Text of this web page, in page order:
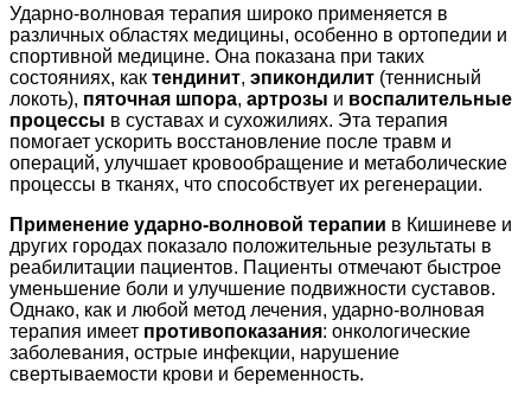
Ударно-волновая терапия широко применяется в
различных областях медицины, особенно в ортопедии и
спортивной медицине. Она показана при таких
состояниях, как тендинит, эпикондилит (теннисный
локоть), пяточная шпора, артрозы и воспалительные
процессы в суставах и сухожилиях. Эта терапия
помогает ускорить восстановление после травм и
операций, улучшает кровообращение и метаболические
процессы в тканях, что способствует их регенерации.
Применение ударно-волновой терапии в Кишиневе и
других городах показало положительные результаты в
реабилитации пациентов. Пациенты отмечают быстрое
уменьшение боли и улучшение подвижности суставов.
Однако, как и любой метод лечения, ударно-волновая
терапия имеет противопоказания: онкологические
заболевания, острые инфекции, нарушение
свертываемости крови и беременность.